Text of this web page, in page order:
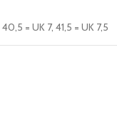
40,5 = UK 7, 41,5 = UK 7,5